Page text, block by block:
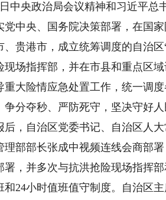
中央政治局会议精神和习近平总
党中央、国务院决策部署，在国
、贵港市，成立统筹调度的自治
现场指挥部，并在市县和重点区
重大险情应急处置工作，统一调
争分夺秒、严防死守，坚决守好人
自治区党委书记、自治区人大
理部部长张成中视频连线会商部
署，并多次与抗洪抢险现场指挥
和24小时值班值守制度。自治区